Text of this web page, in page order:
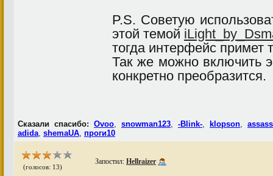
P.S. Советую
этой темой
тогда интерфейс примет
Так же можно включить
конкретно преобразится.
Сказали спасибо: Ovoo, snowman123, -Blink-, klopson,
adida, shemaUA, проги10
(голосов: 13)
Запостил: Hellraizer